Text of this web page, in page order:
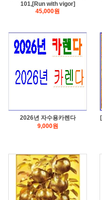
101,[Run with vigor]
45,000원
2026년 자수용카렌다
9,000원